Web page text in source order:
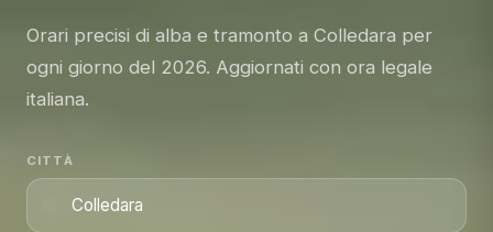
Orari precisi di alba e tramonto a Colledara per
ogni giorno del 2026. Aggiornati con ora legale
italiana.
CITTÀ